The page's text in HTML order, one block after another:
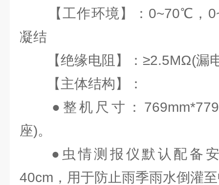
【工作环境】：0~70℃，
凝结
【绝缘电阻】：≥2.5MΩ(漏
【主体结构】：
●整机尺寸：
座)。
●虫情测报仪默认配备安
40cm，用于防止雨季雨水倒灌